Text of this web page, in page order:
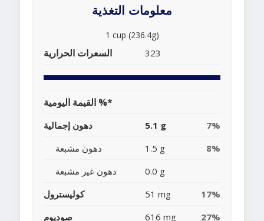
معلومات التغذية
1 cup (236.4g)
السعرات الحرارية 323
القيمة اليومية %*
دهون إجمالية 5.1 g
7%
دهون مشبعة
1.5 g
8%
دهون غير مشبعة
0.0 g
كوليسترول
51 mg
17%
صوديوم
616 mg 27%